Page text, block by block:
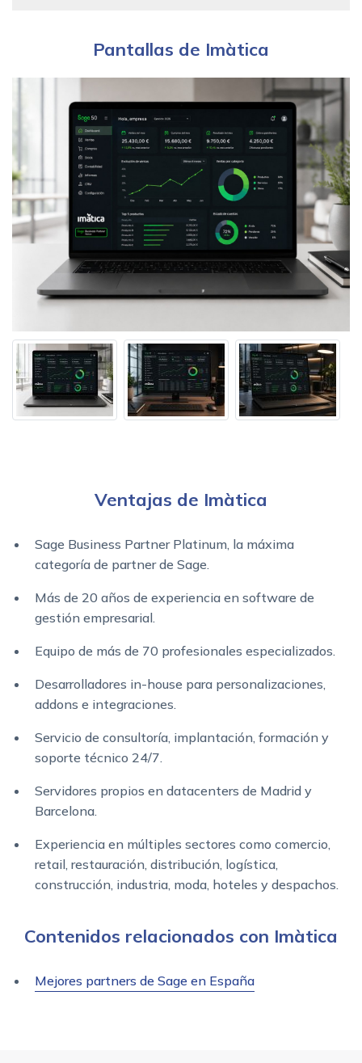
Pantallas de Imàtica
Ventajas de Imàtica
Sage Business Partner Platinum, la máxima
categoría de partner de Sage.
Más de 20 años de experiencia en software de
gestión empresarial.
Equipo de más de 70 profesionales especializados.
Desarrolladores in-house para personalizaciones,
addons e integraciones.
Servicio de consultoría, implantación, formación y
soporte técnico 24/7.
Servidores propios en datacenters de Madrid y
Barcelona.
Experiencia en múltiples sectores como comercio,
retail, restauración, distribución, logística,
construcción, industria, moda, hoteles y despachos.
Contenidos relacionados con Imàtica
Mejores partners de Sage en España